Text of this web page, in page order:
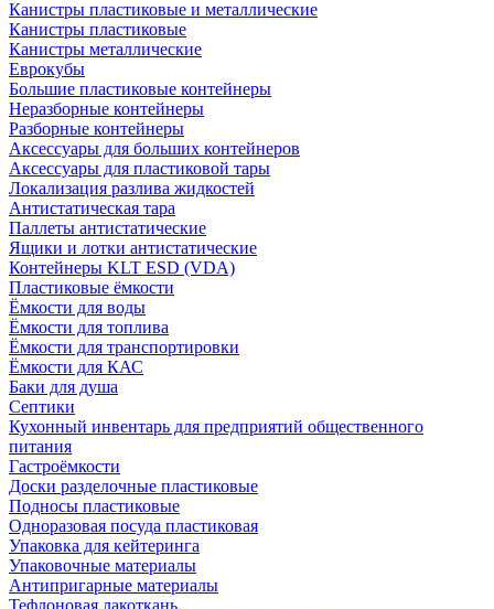
Канистры пластиковые и металлические
Канистры пластиковые
Канистры металлические
Еврокубы
Большие пластиковые контейнеры
Неразборные контейнеры
Разборные контейнеры
Аксессуары для больших контейнеров
Аксессуары для пластиковой тары
Локализация разлива жидкостей
Антистатическая тара
Паллеты антистатические
Ящики и лотки антистатические
Контейнеры KLT ESD (VDA)
Пластиковые ёмкости
Ёмкости для воды
Ёмкости для топлива
Ёмкости для транспортировки
Ёмкости для КАС
Баки для душа
Септики
Кухонный инвентарь для предприятий общественного
питания
Гастроёмкости
Доски разделочные пластиковые
Подносы пластиковые
Одноразовая посуда пластиковая
Упаковка для кейтеринга
Упаковочные материалы
Антипригарные материалы
Тефлоновая лакоткань